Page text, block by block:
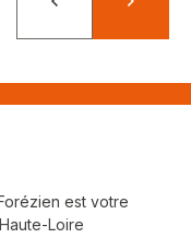
PrécédentSuivant
est votre
Loire